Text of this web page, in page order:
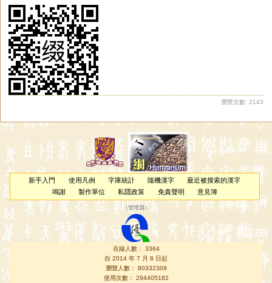
瀏覽次數: 2143
新手入門 使用凡例 字庫統計 隨機漢字
最近被搜索的漢字
鳴謝
製作單位 私隱政策 免責聲明 意見簿
（管理員 ）
在線人數： 3364
自 2014 年 7 月 8 日起
瀏覽人數： 80332309
使用次數： 294405182